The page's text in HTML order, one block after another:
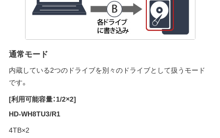
通常モード
内蔵している2つのドライブを別々のドライブとして扱うモード
です。
[利用可能容量：1/2×2]
HD-WH8TU3/R1
4TB×2